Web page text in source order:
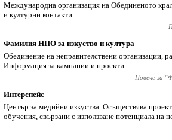
Международна организация на Обединеното
и културни контакти.
Фамилия НПО за изкуство и култура
Обединение на неправителствени организации,
Информация за кампании и проекти.
Повече за "
Интерспейс
Център за медийни изкуства. Осъществява
обучения, свързани с използване потенциала на